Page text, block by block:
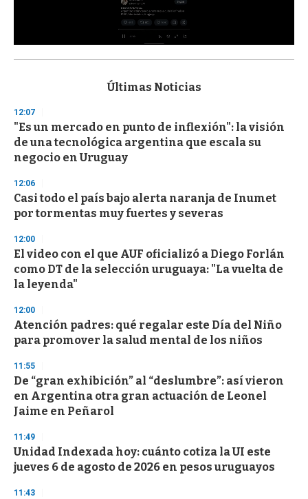
s
d
s
o
f
3
s
e
c
o
d
s
Últimas Noticias
12:07
"Es un mercado en punto de inflexión": la visión
de una tecnológica argentina que escala su
negocio en Uruguay
12:06
Casi todo el país bajo alerta naranja de Inumet
por tormentas muy fuertes y severas
12:00
El video con el que AUF oficializó a Diego Forlán
como DT de la selección uruguaya: "La vuelta de
la leyenda"
12:00
Atención padres: qué regalar este Día del Niño
para promover la salud mental de los niños
11:55
De “gran exhibición” al “deslumbre”: así vieron
en Argentina otra gran actuación de Leonel
Jaime en Peñarol
11:49
Unidad Indexada hoy: cuánto cotiza la UI este
jueves 6 de agosto de 2026 en pesos uruguayos
11:43